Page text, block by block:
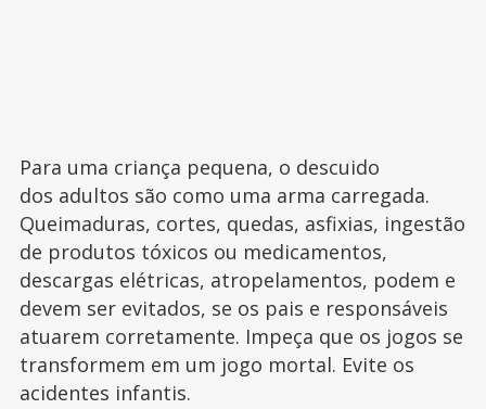
Para uma criança pequena, o descuido
dos adultos são como uma arma carregada.
Queimaduras, cortes, quedas, asfixias, ingestão
de produtos tóxicos ou medicamentos,
descargas elétricas, atropelamentos, podem e
devem ser evitados, se os pais e responsáveis
atuarem corretamente. Impeça que os jogos se
transformem em um jogo mortal. Evite os
acidentes infantis.